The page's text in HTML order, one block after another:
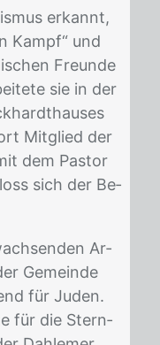
er­kannt,
Kampf“ und
Freun­de
sie in der
Mit­glied der
dem Pas­tor
sich der Be­
Ar­
Ge­mein­de
für Ju­den.
für die Stern­